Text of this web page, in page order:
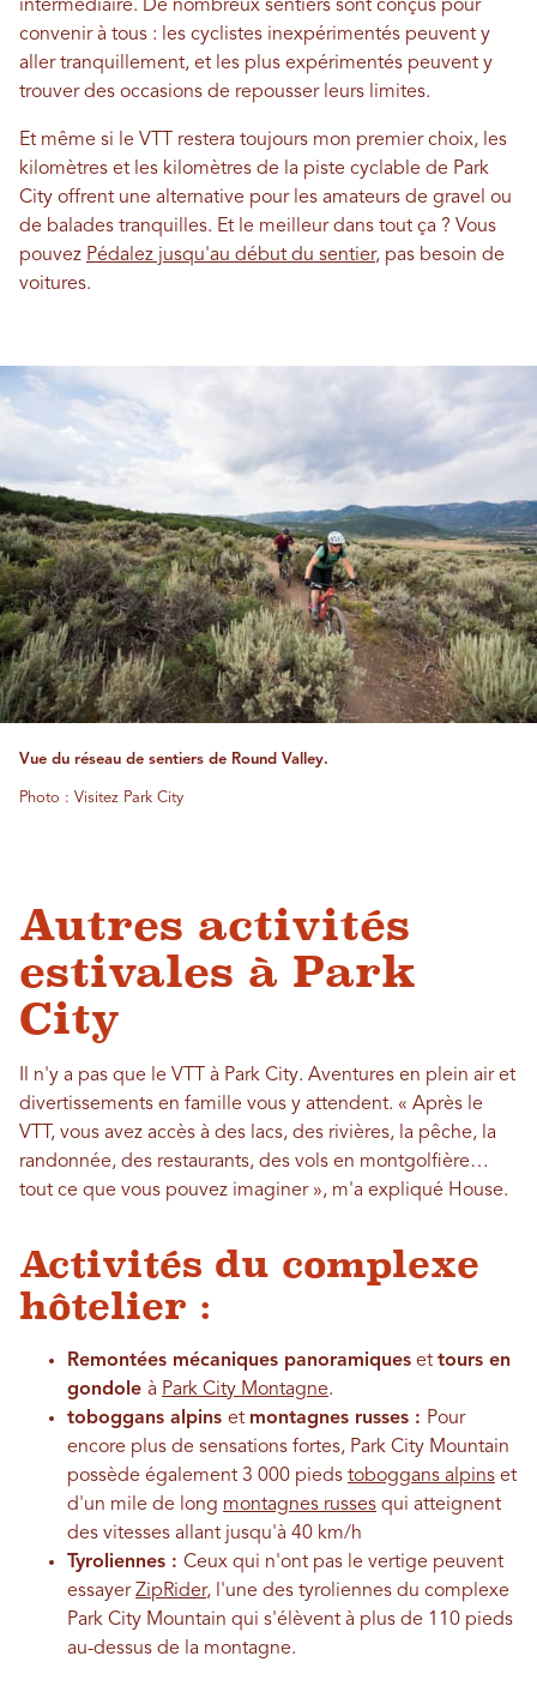
intermédiaire. De nombreux sentiers sont conçus pour
convenir à tous : les cyclistes inexpérimentés peuvent y
aller tranquillement, et les plus expérimentés peuvent y
trouver des occasions de repousser leurs limites.
Et même si le VTT restera toujours mon premier choix, les
kilomètres et les kilomètres de la piste cyclable de Park
City offrent une alternative pour les amateurs de gravel ou
de balades tranquilles. Et le meilleur dans tout ça ? Vous
pouvez Pédalez jusqu'au début du sentier, pas besoin de
voitures.
Vue du réseau de sentiers de Round Valley.
Photo : Visitez Park City
Autres activités
estivales à Park
City
Il n'y a pas que le VTT à Park City. Aventures en plein air et
divertissements en famille vous y attendent. « Après le
VTT, vous avez accès à des lacs, des rivières, la pêche, la
randonnée, des restaurants, des vols en montgolfière…
tout ce que vous pouvez imaginer », m'a expliqué House.
Activités du complexe
hôtelier :
Remontées mécaniques panoramiques et tours en
gondole à Park City Montagne.
toboggans alpins et montagnes russes : Pour
encore plus de sensations fortes, Park City Mountain
possède également 3 000 pieds toboggans alpins et
d'un mile de long montagnes russes qui atteignent
des vitesses allant jusqu'à 40 km/h
Tyroliennes : Ceux qui n'ont pas le vertige peuvent
essayerZipRider, l'une des tyroliennes du complexe
Park City Mountain qui s'élèvent à plus de 110 pieds
au-dessus de la montagne.